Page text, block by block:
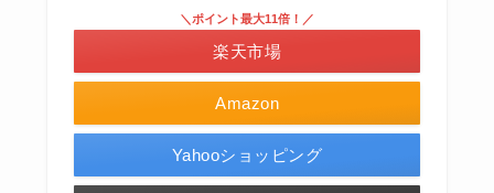
Amazon
＼ポイント最大11倍！／
楽天市場
Yahooショッピング